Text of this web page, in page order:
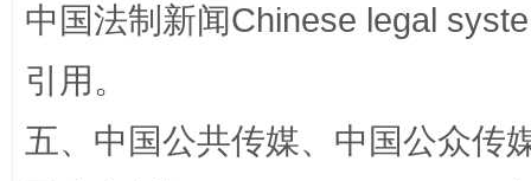
中国法制新闻Chinese legal
引用。
五、中国公共传媒、中国公众传